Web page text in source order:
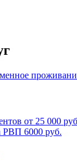
от 25 000
РВП 6000 руб.